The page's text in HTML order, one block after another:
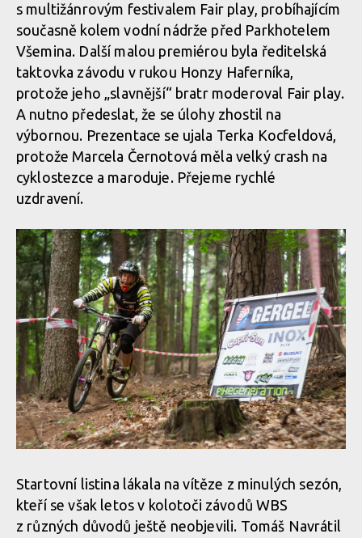
s multižánrovým festivalem Fair play, probíhajícím
současně kolem vodní nádrže před Parkhotelem
Všemina. Další malou premiérou byla ředitelská
taktovka závodu v rukou Honzy Haferníka,
protože jeho „slavnější“ bratr moderoval Fair play.
A nutno předeslat, že se úlohy zhostil na
výbornou. Prezentace se ujala Terka Kocfeldová,
protože Marcela Černotová měla velký crash na
cyklostezce a maroduje. Přejeme rychlé
uzdravení.
Startovní listina lákala na vítěze z minulých sezón,
kteří se však letos v kolotoči závodů WBS
z různých důvodů ještě neobjevili. Tomáš Navrátil